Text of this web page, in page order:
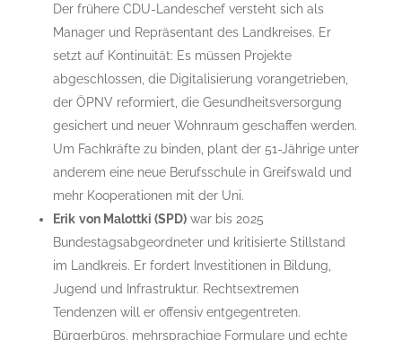
Der frühere CDU-Landeschef versteht sich als
Manager und Repräsentant des Landkreises. Er
setzt auf Kontinuität: Es müssen Projekte
abgeschlossen, die Digitalisierung vorangetrieben,
der ÖPNV reformiert, die Gesundheitsversorgung
gesichert und neuer Wohnraum geschaffen werden.
Um Fachkräfte zu binden, plant der 51-Jährige unter
anderem eine neue Berufsschule in Greifswald und
mehr Kooperationen mit der Uni.
Erik von Malottki (SPD)war bis 2025
Bundestagsabgeordneter und kritisierte Stillstand
im Landkreis. Er fordert Investitionen in Bildung,
Jugend und Infrastruktur. Rechtsextremen
Tendenzen will er offensiv entgegentreten.
Bürgerbüros, mehrsprachige Formulare und echte